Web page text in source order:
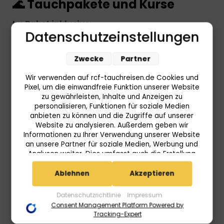
🌊 Tauchpakete und Kurse
Im Paket inklusive:
Maske, Schnorchel & Flossen (dürfen auch
nach dem Tauchen zum Schnorcheln in der
Flaschen, Gewichte & ggf. Gürtel
Surface Marker Buoy (SMB)
Optional vor Ort zu mieten:
Regler
BCD
Neoprenanzug
Tauchcomputer
Tauchlampen
Datenschutzeinstellungen
Wir verwenden auf rcf-tauchreisen.de Cookies und
Pixel, um die einwandfreie Funktion unserer Website
zu gewährleisten, Inhalte und Anzeigen zu
personalisieren, Funktionen für soziale Medien
anbieten zu können und die Zugriffe auf unserer
Website zu analysieren. Außerdem geben wir
Informationen zu Ihrer Verwendung unserer Website
an unsere Partner für soziale Medien, Werbung und
Analysen weiter. Dies umfasst auch die Erstellung
pseudonymer Nutzungsprofile. Unsere Partner
(Userlike Google Advertising Products) führen diese
zusammen, die Sie ihnen bereitgestellt haben (bspw.
anhand eines persönlichen Accounts) oder welche
sie im Rahmen Ihrer Nutzung der Dienste gesammelt
haben (bspw. Nutzungsdaten anderer Geräte). Ihre
Datenschutzrichtlinie Impressum
Zwecke Partner
Ablehnen Akzeptieren
Consent Management Platform Powered by
Tracking-Expert